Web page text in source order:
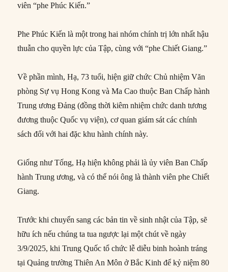
viên “phe Phúc Kiến.”
Phe Phúc Kiến là một trong hai nhóm chính trị lớn nhất hậu
thuẫn cho quyền lực của Tập, cùng với “phe Chiết Giang.”
Về phần mình, Hạ, 73 tuổi, hiện giữ chức Chủ nhiệm Văn
phòng Sự vụ Hong Kong và Ma Cao thuộc Ban Chấp hành
Trung ương Đảng (đồng thời kiêm nhiệm chức danh tương
đương thuộc Quốc vụ viện), cơ quan giám sát các chính
sách đối với hai đặc khu hành chính này.
Giống như Tống, Hạ hiện không phải là ủy viên Ban Chấp
hành Trung ương, và có thể nói ông là thành viên phe Chiết
Giang.
Trước khi chuyển sang các bản tin về sinh nhật của Tập, sẽ
hữu ích nếu chúng ta tua ngược lại một chút về ngày
3/9/2025, khi Trung Quốc tổ chức lễ diễu binh hoành tráng
tại Quảng trường Thiên An Môn ở Bắc Kinh để kỷ niệm 80